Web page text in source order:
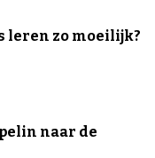
leren zo moeilijk?
naar de